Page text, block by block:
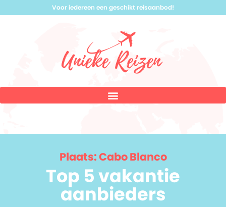
Voor iedereen een geschikt reisaanbod!
Plaats: Cabo Blanco
Top 5 vakantie
aanbieders